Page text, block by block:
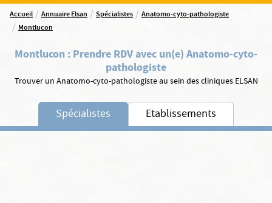
Accueil / Annuaire Elsan / Spécialistes / Anatomo-cyto-pathologiste
/ Montlucon
Montlucon : Prendre RDV avec un(e) Anatomo-cyto-
pathologiste
Trouver un Anatomo-cyto-pathologiste au sein des cliniques ELSAN
Spécialistes Etablissements